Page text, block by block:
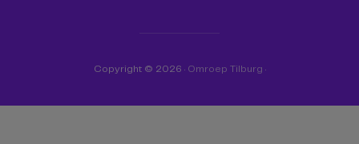
Copyright © 2026 · Omroep Tilburg ·